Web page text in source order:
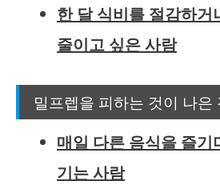
한 달 식비를 절감하거
줄이고 싶은 사람
밀프렙을 피하는 것이 나은
매일 다른 음식을 즐기
기는 사람